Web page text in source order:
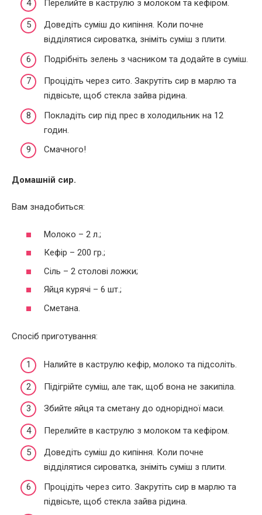
Перелийте в каструлю з молоком та кефіром.
Доведіть суміш до кипіння. Коли почне
відділятися сироватка, зніміть суміш з плити.
Подрібніть зелень з часником та додайте в суміш.
Процідіть через сито. Закрутіть сир в марлю та
підвісьте, щоб стекла зайва рідина.
Покладіть сир під прес в холодильник на 12
годин.
Смачного!
Домашній сир.
Вам знадобиться:
Молоко – 2 л.;
Кефір – 200 гр.;
Сіль – 2 столові ложки;
Яйця курячі – 6 шт.;
Сметана.
Спосіб приготування:
Налийте в каструлю кефір, молоко та підсоліть.
Підігрійте суміш, але так, щоб вона не закипіла.
Збийте яйця та сметану до однорідної маси.
Перелийте в каструлю з молоком та кефіром.
Доведіть суміш до кипіння. Коли почне
відділятися сироватка, зніміть суміш з плити.
Процідіть через сито. Закрутіть сир в марлю та
підвісьте, щоб стекла зайва рідина.